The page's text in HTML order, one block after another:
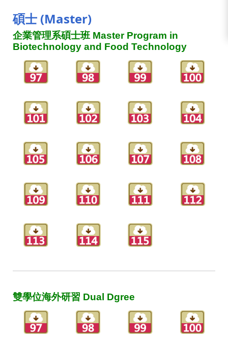
碩士 (Master)
企業管理系碩士班 Master Program in
Biotechnology and Food Technology
雙學位海外研習 Dual Dgree